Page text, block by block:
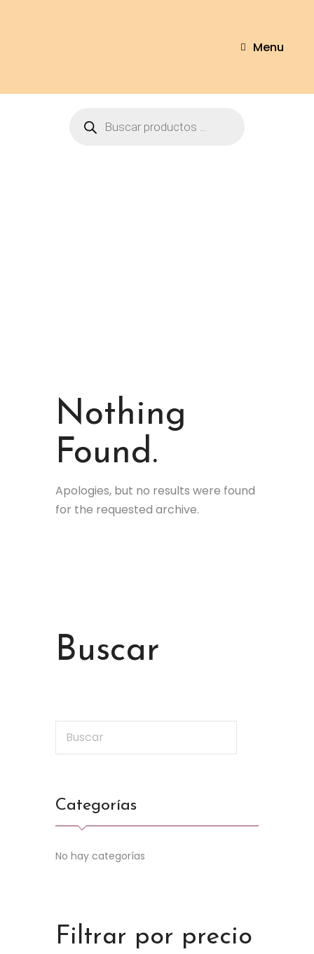
Menu
Nothing
Found.
Apologies, but no results were found
for the requested archive.
Buscar
Categorías
No hay categorías
Filtrar por precio